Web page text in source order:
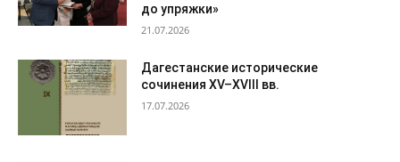
до упряжки»
21.07.2026
Дагестанские исторические
сочинения XV–XVIII вв.
17.07.2026